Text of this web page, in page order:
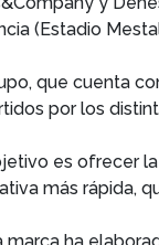
(Estadio
que cuenta
por los
es ofrecer
más rápida,